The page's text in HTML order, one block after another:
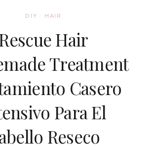
DIY · HAIR
Hair
Treatment
Casero
Para El
Reseco